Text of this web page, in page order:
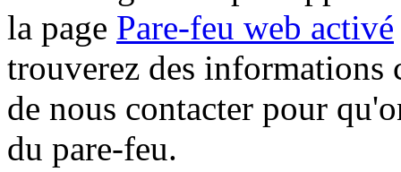
la page Pare-feu web activé
trouverez des informations
de nous contacter pour
du pare-feu.